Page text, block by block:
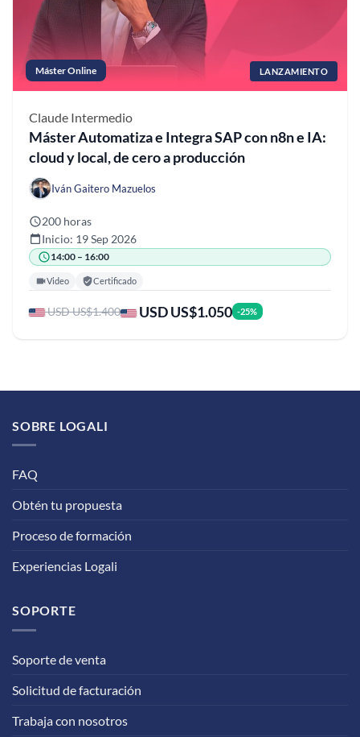
Máster Online LANZAMIENTO
Claude Intermedio
Máster Automatiza e Integra SAP con n8n e IA:
cloud y local, de cero a producción
Iván Gaitero Mazuelos
200 horas
Inicio: 19 Sep 2026
14:00 – 16:00
Video Certificado
USD US$1.400 USD US$1.050 -25%
SOBRE LOGALI
FAQ
Obtén tu propuesta
Proceso de formación
Experiencias Logali
SOPORTE
Soporte de venta
Solicitud de facturación
Trabaja con nosotros